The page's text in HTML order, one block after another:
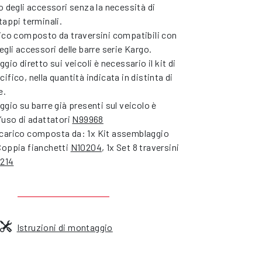
Extended - 420x135x12 cm € 722,00*
Extended - 420x150x12 cm
Extended - 420x180x12 cm
degli accessori senza la necessità di
terminali.
composto da traversini compatibili con
accessori delle barre serie Kargo.
diretto sui veicoli è necessario il kit di
nella quantità indicata in distinta di
su barre già presenti sul veicolo è
di adattatori N99968
composta da: 1x Kit assemblaggio
fianchetti N10204, 1x Set 8 traversini
Istruzioni di montaggio